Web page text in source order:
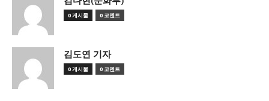
0 게시물 0 코멘트
김도연 기자
0 게시물 0 코멘트